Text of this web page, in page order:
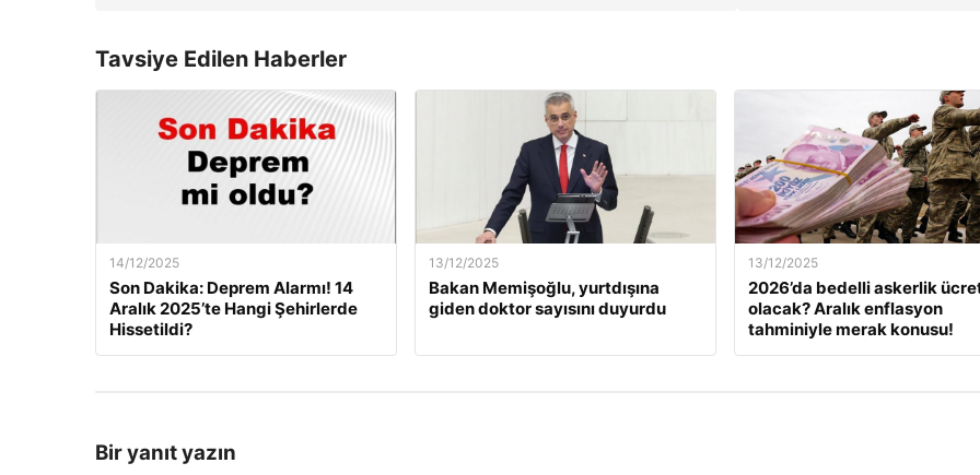
Tavsiye Edilen Haberler
14/12/2025
Son Dakika: Deprem Alarmı! 14
Aralık 2025’te Hangi Şehirlerde
Hissetildi?
13/12/2025
Bakan Memişoğlu, yurtdışına
giden doktor sayısını duyurdu
13/12/2025
2026’da bedelli askerlik
olacak? Aralık enflasyon
tahminiyle merak konusu!
Bir yanıt yazın